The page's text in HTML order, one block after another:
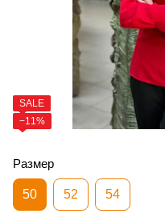
SALE
−11%
Размер
50 52 54